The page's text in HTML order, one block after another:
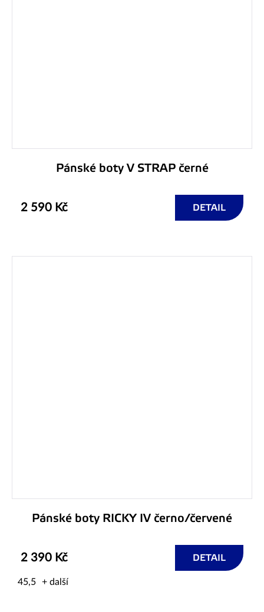
Pánské boty V STRAP černé
2 590 Kč DETAIL
Pánské boty RICKY IV černo/červené
2 390 Kč DETAIL
45,5 + další